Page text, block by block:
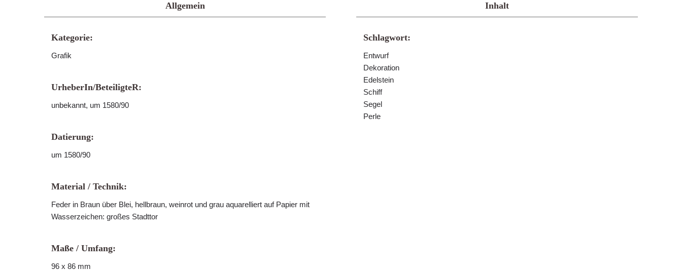
Allgemein
Kategorie:
Grafik
UrheberIn/BeteiligteR:
unbekannt, um 1580/90
Datierung:
um 1580/90
Material / Technik:
Feder in Braun über Blei, hellbraun, weinrot und grau aquarelliert auf Papier mit
Wasserzeichen: großes Stadttor
Maße / Umfang:
96 x 86 mm
Inhalt
Schlagwort:
Entwurf
Dekoration
Edelstein
Schiff
Segel
Perle